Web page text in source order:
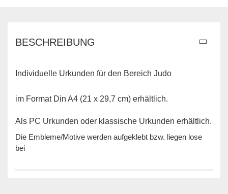
BESCHREIBUNG
Individuelle Urkunden für den Bereich Judo
im Format Din A4 (21 x 29,7 cm) erhältlich.
Als PC Urkunden oder klassische Urkunden erhältlich.
Die Embleme/Motive werden aufgeklebt bzw. liegen lose
bei